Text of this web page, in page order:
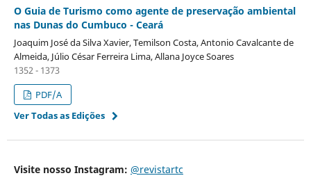
O Guia de Turismo como agente de preservação ambiental
nas Dunas do Cumbuco - Ceará
Joaquim José da Silva Xavier, Temilson Costa, Antonio Cavalcante de
Almeida, Júlio César Ferreira Lima, Allana Joyce Soares
1352 - 1373
PDF/A
Ver Todas as Edições
Visite nosso Instagram: @revistartc